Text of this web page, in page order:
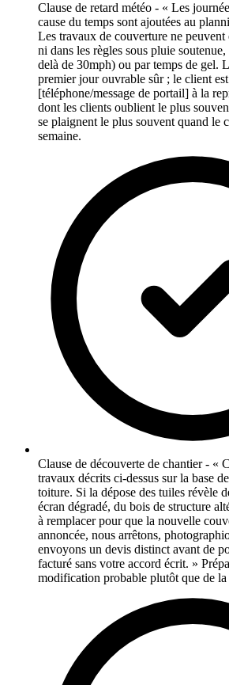
Clause de retard météo - « Les
cause du temps sont ajoutées au
Les travaux de couverture ne peuvent
ni dans les règles sous pluie
delà de 30mph) ou par temps de gel.
premier jour ouvrable sûr ; le client
[téléphone/message de portail] à la
dont les clients oublient le plus
se plaignent le plus souvent quand le
semaine.
Clause de découverte de chantier - «
travaux décrits ci-dessus sur la base
toiture. Si la dépose des tuiles révèle
écran dégradé, du bois de structure
à remplacer pour que la nouvelle
annoncée, nous arrêtons,
envoyons un devis distinct avant de
facturé sans votre accord écrit. »
modification probable plutôt que de